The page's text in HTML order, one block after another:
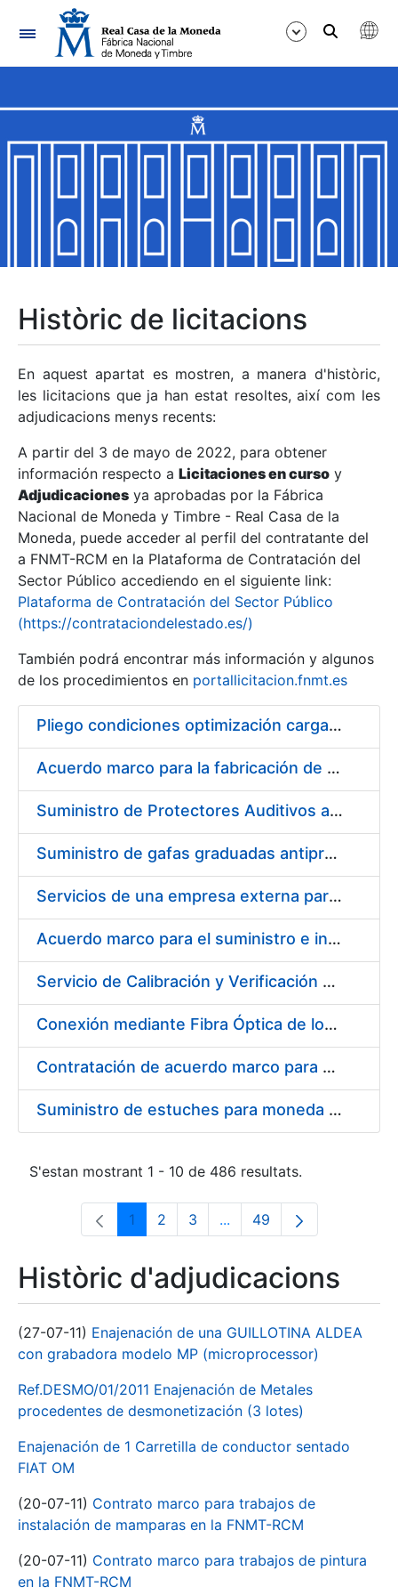
Navegació
Mostra/Amaga
Mostra/Amaga
Mostra/Amaga
Mostra/Amaga
Mostra/Amaga
Mostra/Amaga
Històric de licitacions
En aquest apartat es mostren, a manera d'històric,
les licitacions que ja han estat resoltes, així com les
adjudicacions menys recents:
A partir del 3 de mayo de 2022, para obtener
información respecto a Licitaciones en curso y
Adjudicaciones ya aprobadas por la Fábrica
Nacional de Moneda y Timbre - Real Casa de la
Moneda, puede acceder al perfil del contratante del
a FNMT-RCM en la Plataforma de Contratación del
Sector Público accediendo en el siguiente link:
Plataforma de Contratación del Sector Público
(https://contrataciondelestado.es/)
También podrá encontrar más información y algunos
de los procedimientos en portallicitacion.fnmt.es
Pliego condiciones optimización cargas compras firmado
Acuerdo marco para la fabricación de piezas
Suministro de Protectores Auditivos a medida para las personas trabajadoras de los Centros de Trabajo de Madrid y Burgos
Suministro de gafas graduadas antiproyecciones para los trabajadores de la FNMT-RCM en los centros de trabajo de Madrid y Burgos
Servicios de una empresa externa para el asesoramiento y resolución de los recursos de alzada que se presentan relacionados con procesos de selección para la FNMT-RCM
Acuerdo marco para el suministro e instalación de persianas, estores y otros complementos
Servicio de Calibración y Verificación Externa de los Equipos de Medición del Servicio de Prevención de la FNMT-RCM
Conexión mediante Fibra Óptica de los Centros de Proceso de Datos (CPDs) de las sedes de la FNMT-RCM de Burgos y Madrid
Contratación de acuerdo marco para el Suministro de Material de Electricidad para la Fábrica Nacional de Moneda y Timbre-Real Casa de la Moneda en su centro de trabajo de Burgos
Suministro de estuches para moneda de 30 €
S'estan mostrant 1 - 10 de 486 resultats.
Pàgina
1 Pàgina
2 Pàgina
3 ...Pàgines intermèdies
Pàgina
49
Històric d'adjudicacions
(27-07-11) Enajenación de una GUILLOTINA ALDEA
con grabadora modelo MP (microprocessor)
Ref.DESMO/01/2011 Enajenación de Metales
procedentes de desmonetización (3 lotes)
Enajenación de 1 Carretilla de conductor sentado
FIAT OM
(20-07-11) Contrato marco para trabajos de
instalación de mamparas en la FNMT-RCM
(20-07-11) Contrato marco para trabajos de pintura
en la FNMT-RCM